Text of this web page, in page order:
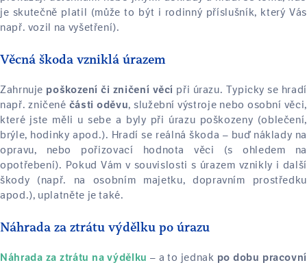
je skutečně platil (může to být i rodinný příslušník, který Vás
např. vozil na vyšetření).
Věcná škoda vzniklá úrazem
Zahrnuje poškození či zničení věcí při úrazu. Typicky se hradí
např. zničené části oděvu, služební výstroje nebo osobní věci,
které jste měli u sebe a byly při úrazu poškozeny (oblečení,
brýle, hodinky apod.). Hradí se reálná škoda – buď náklady na
opravu, nebo pořizovací hodnota věci (s ohledem na
opotřebení). Pokud Vám v souvislosti s úrazem vznikly i další
škody (např. na osobním majetku, dopravním prostředku
apod.), uplatněte je také.
Náhrada za ztrátu výdělku po úrazu
Náhrada za ztrátu na výdělku – a to jednak po dobu pracovní